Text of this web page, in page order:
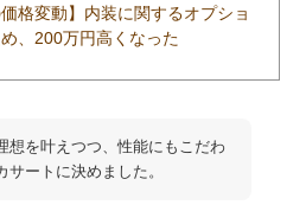
格変動】内装に関するオプショ
、200万円高くなった
想を叶えつつ、性能にもこだわ
サートに決めました。